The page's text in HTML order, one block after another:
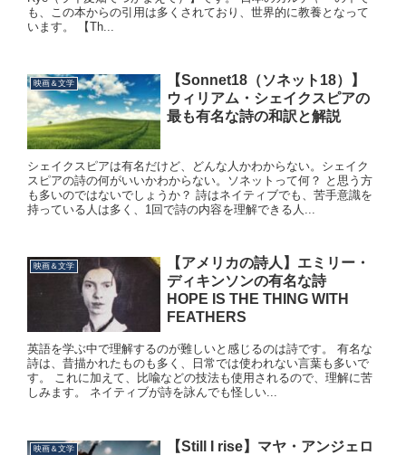
も、この本からの引用は多くされており、世界的に教養となって
います。 【Th...
映画＆文学
【Sonnet18（ソネット18）】
ウィリアム・シェイクスピアの
最も有名な詩の和訳と解説
シェイクスピアは有名だけど、どんな人かわからない。シェイク
スピアの詩の何がいいかわからない。ソネットって何？ と思う方
も多いのではないでしょうか？ 詩はネイティブでも、苦手意識を
持っている人は多く、1回で詩の内容を理解できる人...
映画＆文学
【アメリカの詩人】エミリー・
ディキンソンの有名な詩
HOPE IS THE THING WITH
FEATHERS
英語を学ぶ中で理解するのが難しいと感じるのは詩です。 有名な
詩は、昔描かれたものも多く、日常では使われない言葉も多いで
す。 これに加えて、比喩などの技法も使用されるので、理解に苦
しみます。 ネイティブが詩を詠んでも怪しい...
映画＆文学
【Still I rise】マヤ・アンジェロ